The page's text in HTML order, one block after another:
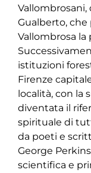
Gualberto,
Vallombrosa la
istituzioni
Firenze
località, con la
diventata il
spirituale di
da poeti e
George
scientifica e